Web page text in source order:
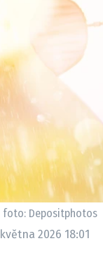
foto: Depositphotos
2026 18:01